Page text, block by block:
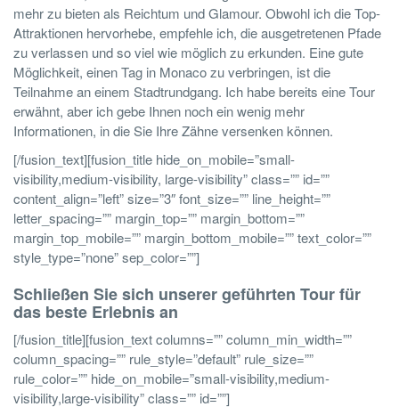
mehr zu bieten als Reichtum und Glamour. Obwohl ich die Top-
Attraktionen hervorhebe, empfehle ich, die ausgetretenen Pfade
zu verlassen und so viel wie möglich zu erkunden. Eine gute
Möglichkeit, einen Tag in Monaco zu verbringen, ist die
Teilnahme an einem Stadtrundgang. Ich habe bereits eine Tour
erwähnt, aber ich gebe Ihnen noch ein wenig mehr
Informationen, in die Sie Ihre Zähne versenken können.
[/fusion_text][fusion_title hide_on_mobile=”small-
visibility,medium-visibility, large-visibility” class=”” id=””
content_align=”left” size=”3″ font_size=”” line_height=””
letter_spacing=”” margin_top=”” margin_bottom=””
margin_top_mobile=”” margin_bottom_mobile=”” text_color=””
style_type=”none” sep_color=””]
Schließen Sie sich unserer geführten Tour für
das beste Erlebnis an
[/fusion_title][fusion_text columns=”” column_min_width=””
column_spacing=”” rule_style=”default” rule_size=””
rule_color=”” hide_on_mobile=”small-visibility,medium-
visibility,large-visibility” class=”” id=””]